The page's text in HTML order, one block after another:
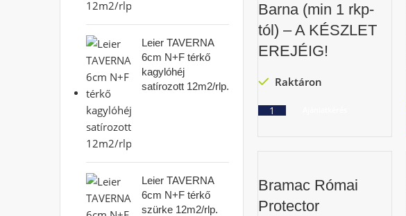
Leier TAVERNA
6cm N+F térkő
kagylóhéj
satírozott 12m2/rlp.
Leier TAVERNA
6cm N+F térkő
szürke 12m2/rlp.
Barna (min 1 rkp-
tól) – A KÉSZLET
EREJÉIG!
Raktáron
Bramac Római
Protector